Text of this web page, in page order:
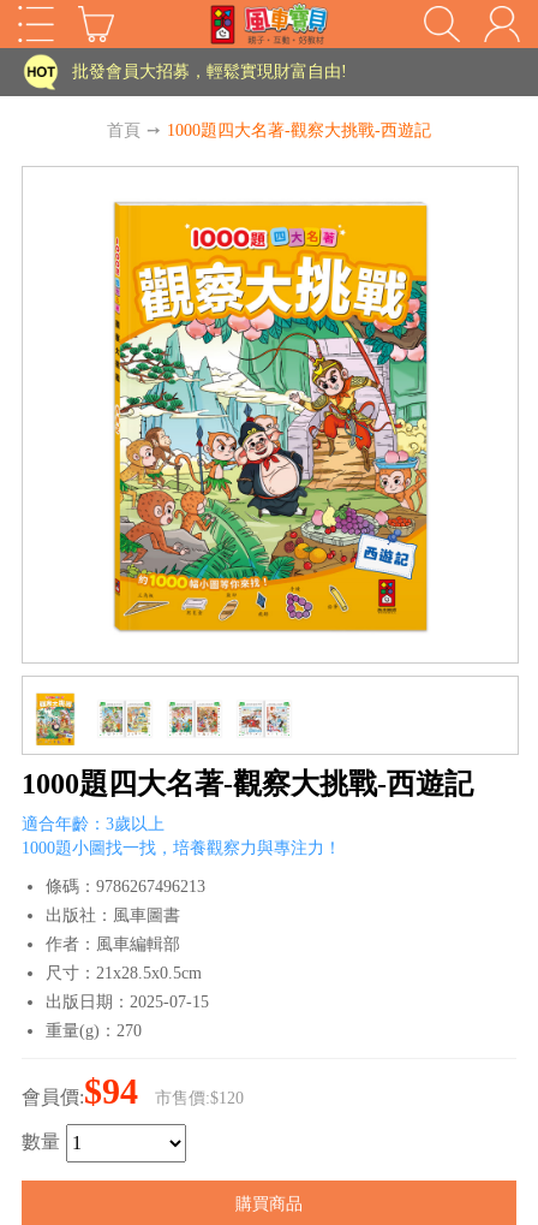
HOT
家長樂了!「風車書版集團暨FOOD超人企業總部」目前正興建中!
批發會員大招募，輕鬆實現財富自由!
老師您好!!幼教會員火熱招募中~
批發會員大招募，輕鬆實現財富自由!
老師您好!!幼教會員火熱招募中~
海外購物免煩惱！點我查看『海外購物流程說明』
首頁 ➙ 1000題四大名著-觀察大挑戰-西遊記
1000題四大名著-觀察大挑戰-西遊記
適合年齡：3歲以上
1000題小圖找一找，培養觀察力與專注力！
條碼：9786267496213
出版社：風車圖書
作者：風車編輯部
尺寸：21x28.5x0.5cm
出版日期：2025-07-15
重量(g)：270
會員價:$94 市售價:$120
數量